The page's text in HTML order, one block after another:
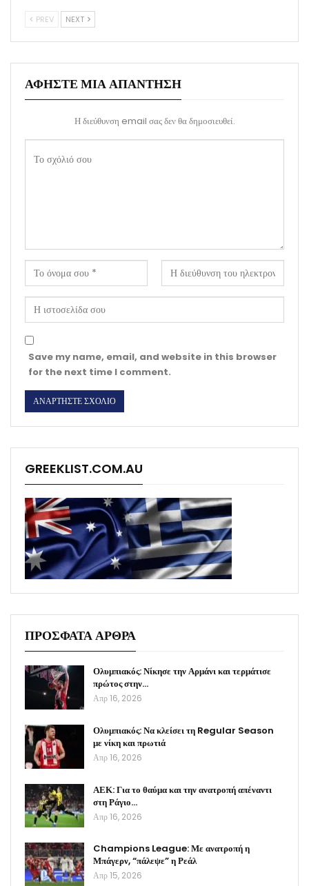
PREV NEXT
ΑΦΉΣΤΕ ΜΙΑ ΑΠΆΝΤΗΣΗ
Η διεύθυνση email σας δεν θα δημοσιευθεί.
Save my name, email, and website in this browser
for the next time I comment.
GREEKLIST.COM.AU
ΠΡΟΣΦΑΤΑ ΑΡΘΡΑ
Ολυμπιακός: Νίκησε την Αρμάνι και τερμάτισε
πρώτος στην…
Απρ 16, 2026
Ολυμπιακός: Να κλείσει τη Regular Season
με νίκη και πρωτιά
Απρ 16, 2026
ΑΕΚ: Για το θαύμα και την ανατροπή απέναντι
στη Ράγιο…
Απρ 16, 2026
Champions League: Με ανατροπή η
Μπάγερν, “πάλεψε” η Ρεάλ
Απρ 15, 2026